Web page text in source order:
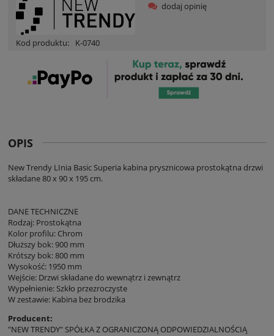
Kod produktu: K-0740
dodaj opinię
OPIS
New Trendy LInia Basic Superia kabina prysznicowa prostokątna drzwi
składane 80 x 90 x 195 cm.
DANE TECHNICZNE
Rodzaj: Prostokątna
Kolor profilu: Chrom
Dłuższy bok: 900 mm
Krótszy bok: 800 mm
Wysokość: 1950 mm
Wejście: Drzwi składane do wewnątrz i zewnątrz
Wypełnienie: Szkło przezroczyste
W zestawie: Kabina bez brodzika
Producent:
"NEW TRENDY" SPÓŁKA Z OGRANICZONĄ ODPOWIEDZIALNOŚCIĄ